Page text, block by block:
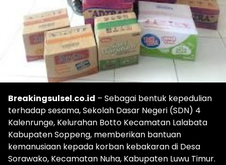
Breakingsulsel.co.id – Sebagai bentuk kepedulian
terhadap sesama, Sekolah Dasar Negeri (SDN) 4
Kalenrunge, Kelurahan Botto Kecamatan Lalabata
Kabupaten Soppeng, memberikan bantuan
kemanusiaan kepada korban kebakaran di Desa
Sorawako, Kecamatan Nuha, Kabupaten Luwu Timur.